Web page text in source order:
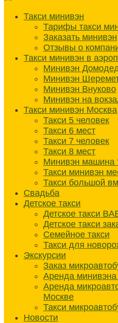
Такси минивэн
Тарифы такси
Заказать минивэн
Отзывы о
Такси минивэн в
Минивэн
Минивэн
Минивэн Внуково
Минивэн на
Такси минивэн Москва
Такси 5 человек
Такси 6 мест
Такси 7 человек
Такси 8 мест
Минивэн машина
Такси минивэн
Такси большой
Свадьба
Детское такси
Детское такси
Детское такси
Семейное такси
Такси для
Экскурсии
Заказ
Аренда
Аренда
Москве
Такси
Новости